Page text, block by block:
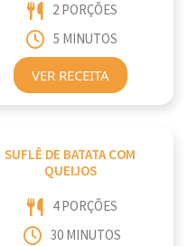
2 PORÇÕES
5 MINUTOS
VER RECEITA
SUFLÊ DE BATATA COM
QUEIJOS
4 PORÇÕES
30 MINUTOS